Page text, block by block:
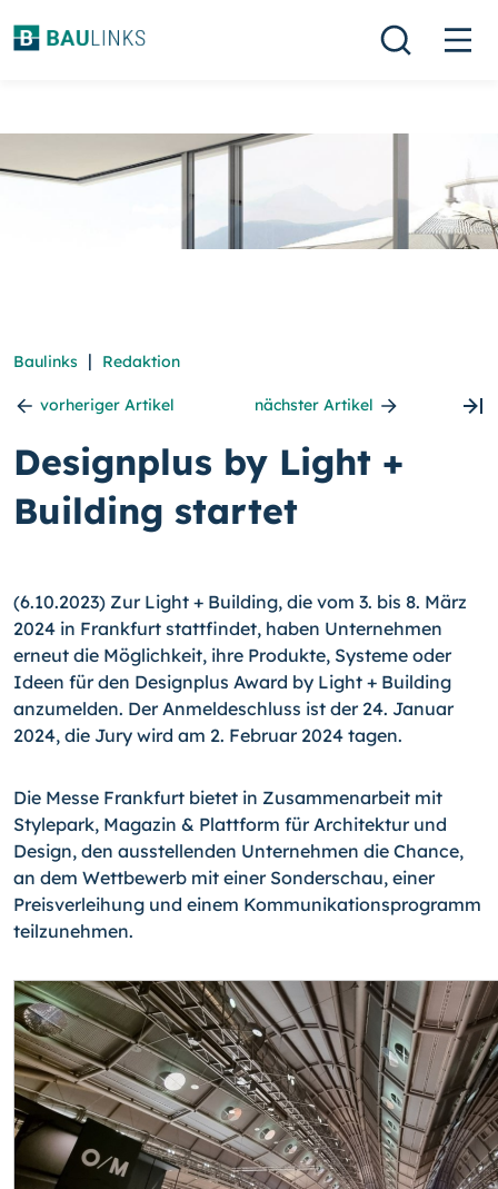
Baulinks | Redaktion
vorheriger Artikel nächster Artikel
Designplus by Light +
Building startet
(6.10.2023) Zur Light + Building, die vom 3. bis 8. März
2024 in Frankfurt stattfindet, haben Unternehmen
erneut die Möglichkeit, ihre Produkte, Systeme oder
Ideen für den Designplus Award by Light + Building
anzumelden. Der Anmeldeschluss ist der 24. Januar
2024, die Jury wird am 2. Februar 2024 tagen.
Die Messe Frankfurt bietet in Zusammenarbeit mit
Stylepark, Magazin & Plattform für Architektur und
Design, den ausstellenden Unternehmen die Chance,
an dem Wettbewerb mit einer Sonderschau, einer
Preisverleihung und einem Kommunikationsprogramm
teilzunehmen.